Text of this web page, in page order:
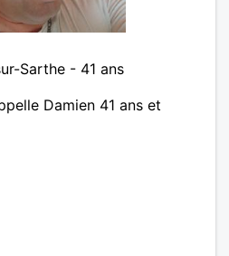
Sarthe - 41 ans
Damien 41 ans et